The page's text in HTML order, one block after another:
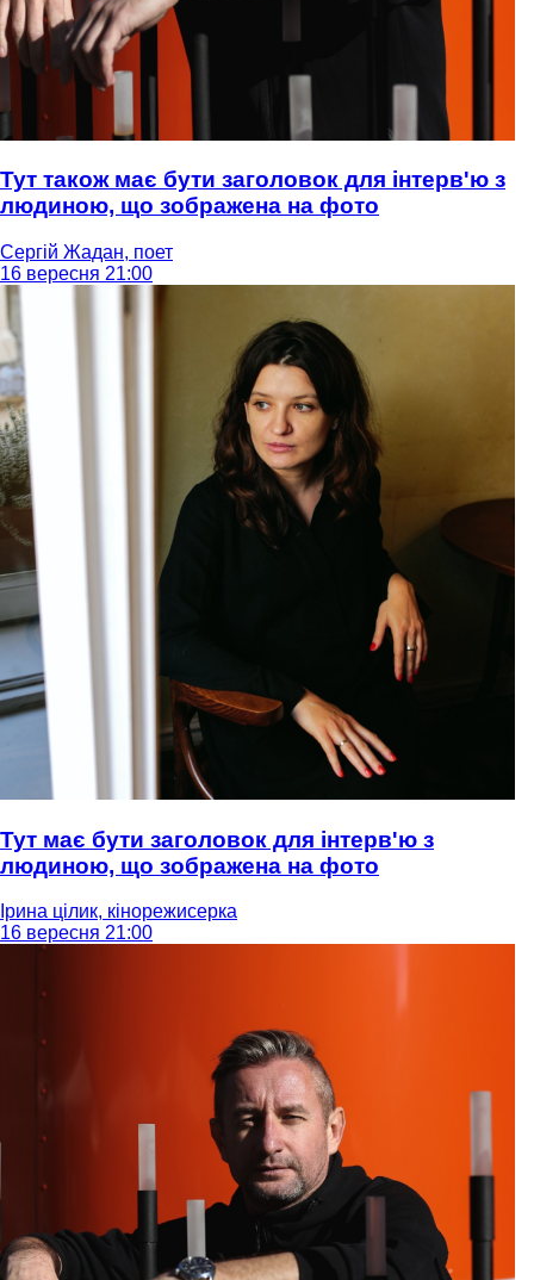
Тут також має бути заголовок для інтерв'ю з
людиною, що зображена на фото
Сергій Жадан, поет
16 вересня 21:00
Тут має бути заголовок для інтерв'ю з
людиною, що зображена на фото
Ірина цілик, кінорежисерка
16 вересня 21:00